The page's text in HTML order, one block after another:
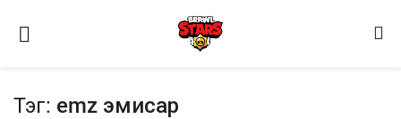
Тэг: emz эмисар